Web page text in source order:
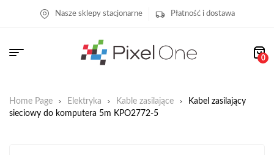
Nasze sklepy stacjonarne Płatność i dostawa
0
Home Page Elektryka Kable zasilające
Kabel zasilający
sieciowy do komputera 5m KPO2772-5